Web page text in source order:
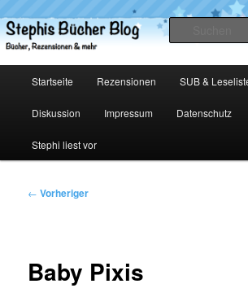
primären
Inhalt
Stephis Bücher Blog
Startseite Rezensionen SUB &
Diskussion Impressum Datenschutz
Stephi liest vor
Beitragsnavigation
← Vorheriger
Baby Pixis